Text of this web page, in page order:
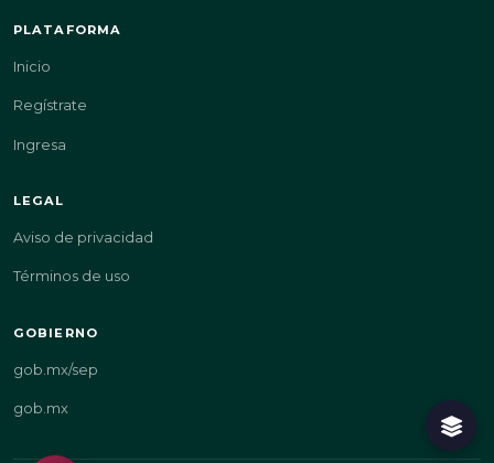
PLATAFORMA
Inicio
Regístrate
Ingresa
LEGAL
Aviso de privacidad
Términos de uso
GOBIERNO
gob.mx/sep
gob.mx